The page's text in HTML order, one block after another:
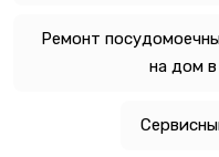
Ремонт
на дом